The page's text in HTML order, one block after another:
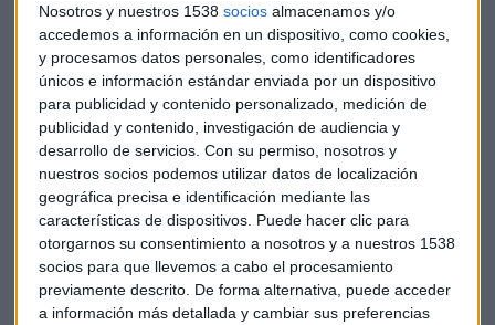
Nosotros y nuestros 1538 socios almacenamos y/o
accedemos a información en un dispositivo, como cookies,
y procesamos datos personales, como identificadores
únicos e información estándar enviada por un dispositivo
para publicidad y contenido personalizado, medición de
publicidad y contenido, investigación de audiencia y
desarrollo de servicios. Con su permiso, nosotros y
nuestros socios podemos utilizar datos de localización
geográfica precisa e identificación mediante las
características de dispositivos. Puede hacer clic para
otorgarnos su consentimiento a nosotros y a nuestros 1538
socios para que llevemos a cabo el procesamiento
previamente descrito. De forma alternativa, puede acceder
a información más detallada y cambiar sus preferencias
LALIGA
LaLiga duda de la "supuesta" oferta alternativa de
Madrid y Barça a la de CVC
David González García